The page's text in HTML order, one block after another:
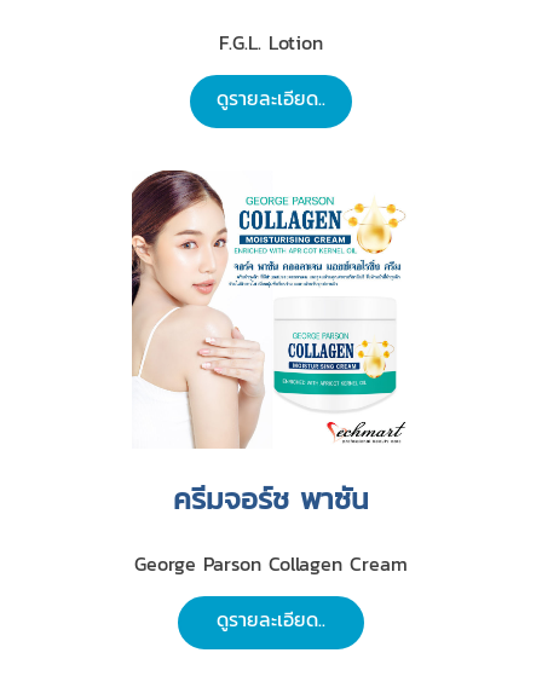
F.G.L. Lotion
ดูรายละเอียด..
ครีมจอร์ช พาซัน
George Parson Collagen Cream
ดูรายละเอียด..